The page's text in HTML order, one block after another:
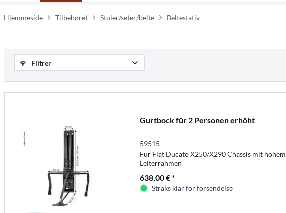
Hjemmeside Tilbehøret Stoler/seter/belte Beltestativ
Filtrer
Gurtbock für 2 Personen erhöht
59515
Für Fiat Ducato X250/X290 Chassis mit hohem
Leiterrahmen
638,00 € *
Straks klar for forsendelse